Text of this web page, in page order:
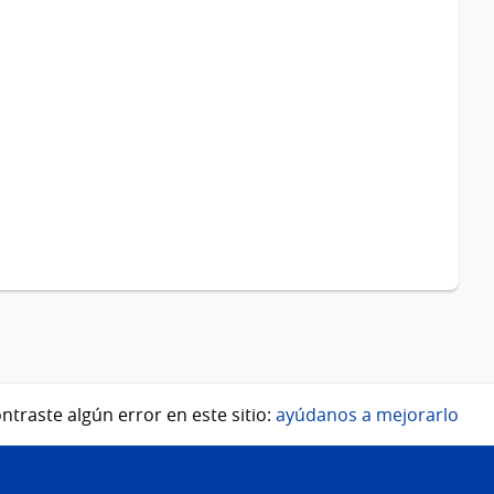
algún error en este sitio: ayúdanos a mejorarlo